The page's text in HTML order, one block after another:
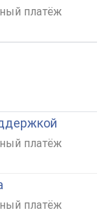
платёж
платёж
платёж